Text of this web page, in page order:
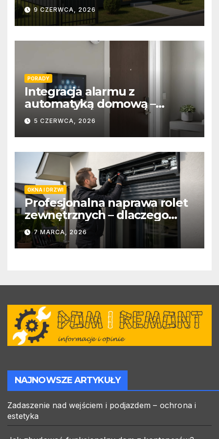
9 CZERWCA, 2026
PORADY
Integracja alarmu z
automatyką domową –
wygoda i bezpieczeństwo
5 CZERWCA, 2026
OKNA I DRZWI
Profesjonalna naprawa rolet
zewnętrznych – dlaczego
warto zlecić ją specjalistom?
7 MARCA, 2026
NAJNOWSZE ARTYKUŁY
Zadaszenie nad wejściem i podjazdem – ochrona i
estetyka